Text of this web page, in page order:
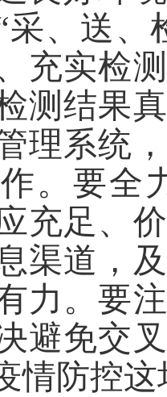
采、送、
充实检
测结果
理系统
。要全
充足、
渠道，
力。要
避免交
情防控